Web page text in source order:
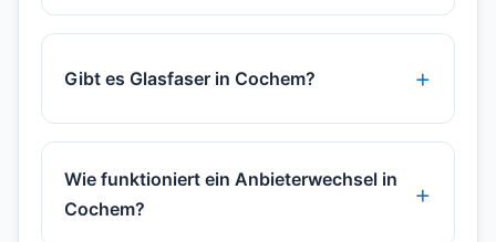
Gibt es Glasfaser in Cochem?
Wie funktioniert ein Anbieterwechsel in
Cochem?